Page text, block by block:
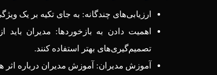
ارزیابی‌های چندگانه: به جای تکیه بر یک
اهمیت دادن به بازخوردها: مدیران
تصمیم‌گیری‌های بهتر استفاده کنند.
آموزش مدیران: آموزش مدیران درباره اثر